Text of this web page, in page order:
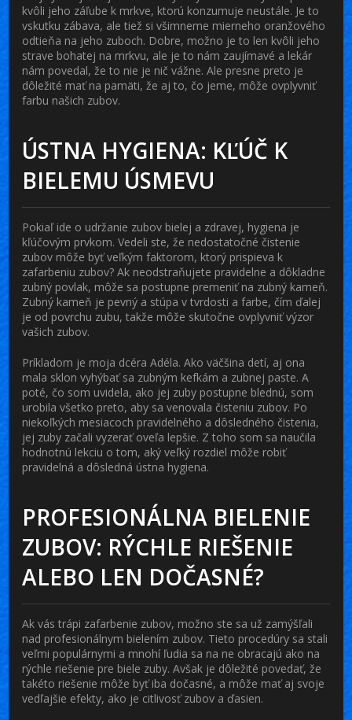
kvôli jeho záľube k mrkve, ktorú konzumuje neustále. Je to
vskutku zábava, ale tiež si všimneme mierneho oranžového
odtieňa na jeho zuboch. Dobre, možno je to len kvôli jeho
strave bohatej na mrkvu, ale je to nám zaujímavé a lekár
nám povedal, že to nie je nič vážne. Ale presne preto je
dôležité mať na pamäti, že aj to, čo jeme, môže ovplyvniť
farbu našich zubov.
ÚSTNA HYGIENA: KĽÚČ K
BIELEMU ÚSMEVU
Pokiaľ ide o udržanie zubov bielej a zdravej, hygiena je
kľúčovým prvkom. Vedeli ste, že nedostatočné čistenie
zubov môže byť veľkým faktorom, ktorý prispieva k
zafarbeniu zubov? Ak neodstraňujete pravidelne a dôkladne
zubný povlak, môže sa postupne premeniť na zubný kameň.
Zubný kameň je pevný a stúpa v tvrdosti a farbe, čím ďalej
je od povrchu zubu, takže môže skutočne ovplyvniť výzor
vašich zubov.
Príkladom je moja dcéra Adéla. Ako väčšina detí, aj ona
mala sklon vyhýbať sa zubným kefkám a zubnej paste. A
poté, čo som uvidela, ako jej zuby postupne blednú, som
urobila všetko preto, aby sa venovala čisteniu zubov. Po
niekoľkých mesiacoch pravidelného a dôsledného čistenia,
jej zuby začali vyzerať oveľa lepšie. Z toho som sa naučila
hodnotnú lekciu o tom, aký veľký rozdiel môže robiť
pravidelná a dôsledná ústna hygiena.
PROFESIONÁLNA BIELENIE
ZUBOV: RÝCHLE RIEŠENIE
ALEBO LEN DOČASNÉ?
Ak vás trápi zafarbenie zubov, možno ste sa už zamýšľali
nad profesionálnym bielením zubov. Tieto procedúry sa stali
veľmi populárnymi a mnohí ľudia sa na ne obracajú ako na
rýchle riešenie pre biele zuby. Avšak je dôležité povedať, že
takéto riešenie môže byť iba dočasné, a môže mať aj svoje
vedľajšie efekty, ako je citlivosť zubov a ďasien.